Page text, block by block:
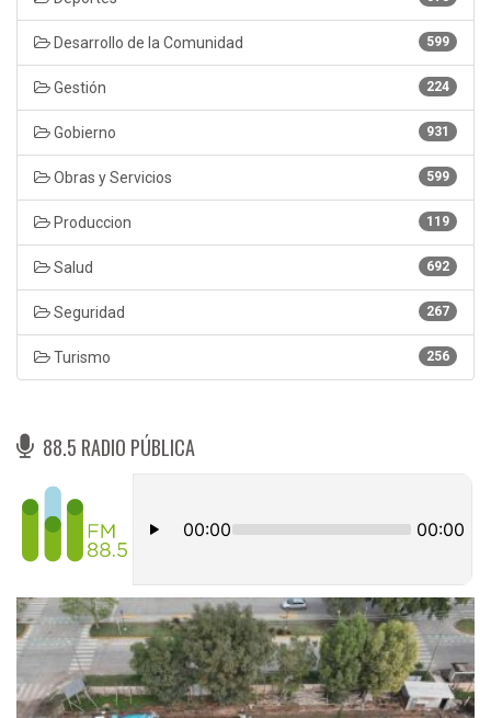
599
Desarrollo de la Comunidad
224
Gestión
931
Gobierno
599
Obras y Servicios
119
Produccion
692
Salud
267
Seguridad
256
Turismo
88.5 RADIO PÚBLICA